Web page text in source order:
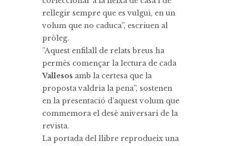
rellegir sempre que es vulgui, en un
volum que no caduca”, escriuen al
pròleg.
”Aquest enfilall de relats breus ha
permès començar la lectura de cada
Vallesos amb la certesa que la
proposta valdria la pena”, sostenen
en la presentació d’aquest volum que
commemora el desè aniversari de la
revista.
La portada del llibre reprodueix una